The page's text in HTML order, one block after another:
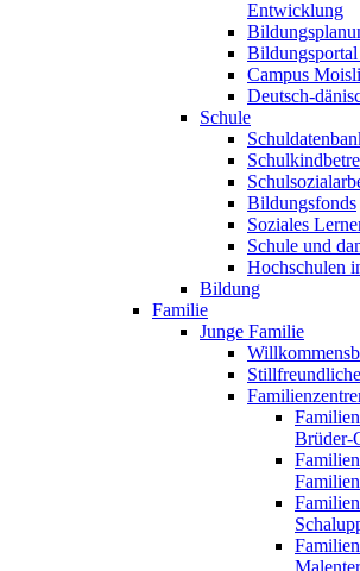
Entwicklung
Campus
Deutsch-
Schule
Bildungsfonds
Soziales
Schule und
Hochschulen
Bildung
Familie
Junge Familie
Brüder-